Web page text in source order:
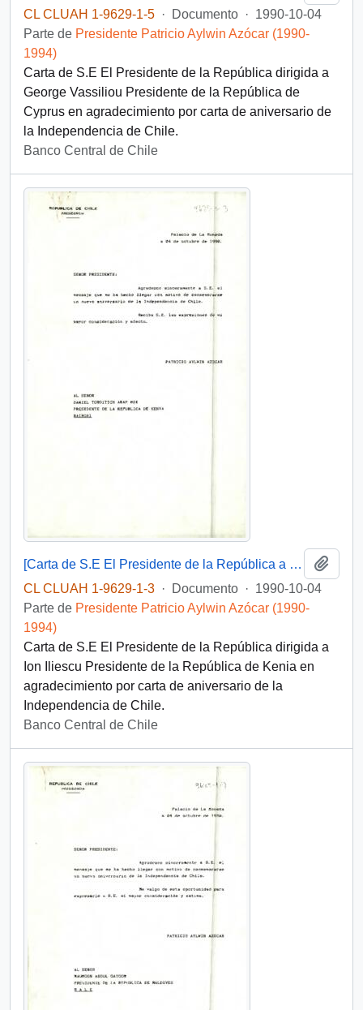
CL CLUAH 1-9629-1-5 · Documento · 1990-10-04
Parte de Presidente Patricio Aylwin Azócar (1990-
1994)
Carta de S.E El Presidente de la República dirigida a
George Vassiliou Presidente de la República de
Cyprus en agradecimiento por carta de aniversario de
la Independencia de Chile.
Banco Central de Chile
[Carta de S.E El Presidente de la República a Presidente de la República de Kenia]
CL CLUAH 1-9629-1-3 · Documento · 1990-10-04
Parte de Presidente Patricio Aylwin Azócar (1990-
1994)
Carta de S.E El Presidente de la República dirigida a
Ion Iliescu Presidente de la República de Kenia en
agradecimiento por carta de aniversario de la
Independencia de Chile.
Banco Central de Chile